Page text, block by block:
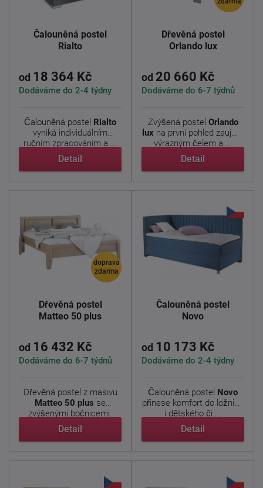
Čalouněná postel
Rialto
od 18 364 Kč
Dodáváme do 2-4 týdny
Čalouněná postel Rialto
vyniká individuálním
ručním zpracováním a ...
Detail
Dřevěná postel
Orlando lux
od 20 660 Kč
Dodáváme do 6-7 týdnů
Zvýšená postel Orlando
lux na první pohled zaujme
výrazným čelem a ...
Detail
doprava
zdarma
Dřevěná postel
Matteo 50 plus
od 16 432 Kč
Dodáváme do 6-7 týdnů
Dřevěná postel z masivu
Matteo 50 plus se
zvýšenými bočnicemi.
Jedná ...
Detail
Čalouněná postel
Novo
od 10 173 Kč
Dodáváme do 2-4 týdny
Čalouněná postel Novo
přinese komfort do ložnice
i dětského či ...
Detail